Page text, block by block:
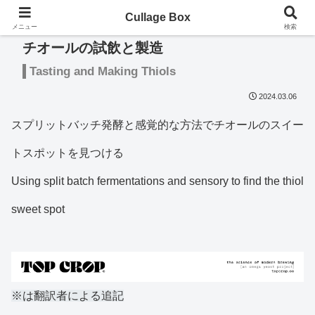
チオールの試飲と製造
Tasting and Making Thiols
2024.03.06
スプリットバッチ発酵と感覚的な方法でチオールのスイー
トスポットを見つける
Using split batch fermentations and sensory to find the thiol
sweet spot
※は翻訳者による追記
メニュー
Cullage Box
検索